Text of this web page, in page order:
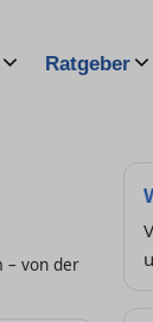
Ratgeber
– von der